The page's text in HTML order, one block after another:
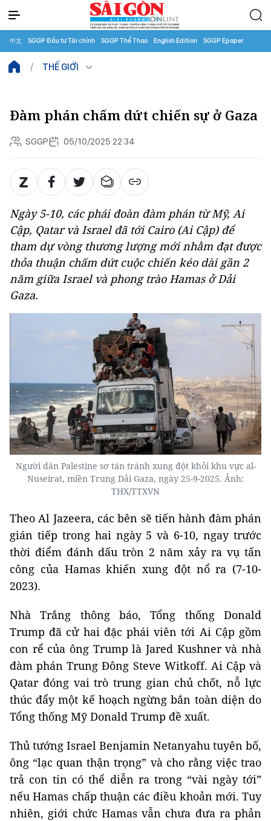
中文 SGGP Đầu tư Tài chính SGGP Thể Thao English Edition SGGP Epaper
THẾ GIỚI
Đàm phán chấm dứt chiến sự ở Gaza
SGGP 05/10/2025 22:34
Ngày 5-10, các phái đoàn đàm phán từ Mỹ, Ai
Cập, Qatar và Israel đã tới Cairo (Ai Cập) để
tham dự vòng thương lượng mới nhằm đạt được
thỏa thuận chấm dứt cuộc chiến kéo dài gần 2
năm giữa Israel và phong trào Hamas ở Dải
Gaza.
Người dân Palestine sơ tán tránh xung đột khỏi khu vực al-
Nuseirat, miền Trung Dải Gaza, ngày 25-9-2025. Ảnh:
THX/TTXVN
Theo Al Jazeera, các bên sẽ tiến hành đàm phán
gián tiếp trong hai ngày 5 và 6-10, ngay trước
thời điểm đánh dấu tròn 2 năm xảy ra vụ tấn
công của Hamas khiến xung đột nổ ra (7-10-
2023).
Nhà Trắng thông báo, Tổng thống Donald
Trump đã cử hai đặc phái viên tới Ai Cập gồm
con rể của ông Trump là Jared Kushner và nhà
đàm phán Trung Đông Steve Witkoff. Ai Cập và
Qatar đóng vai trò trung gian chủ chốt, nỗ lực
thúc đẩy một kế hoạch ngừng bắn toàn diện do
Tổng thống Mỹ Donald Trump đề xuất.
Thủ tướng Israel Benjamin Netanyahu tuyên bố,
ông “lạc quan thận trọng” và cho rằng việc trao
trả con tin có thể diễn ra trong “vài ngày tới”
nếu Hamas chấp thuận các điều khoản mới. Tuy
nhiên, giới chức Hamas vẫn chưa đưa ra phản